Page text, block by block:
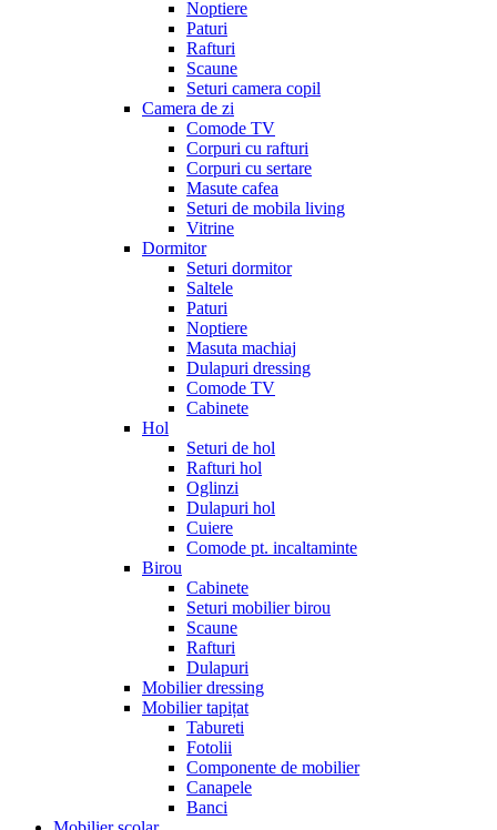
Noptiere
Paturi
Rafturi
Scaune
Seturi camera copil
Camera de zi
Comode TV
Corpuri cu rafturi
Corpuri cu sertare
Masute cafea
Seturi de mobila living
Vitrine
Dormitor
Seturi dormitor
Saltele
Paturi
Noptiere
Masuta machiaj
Dulapuri dressing
Comode TV
Cabinete
Hol
Seturi de hol
Rafturi hol
Oglinzi
Dulapuri hol
Cuiere
Comode pt. incaltaminte
Birou
Cabinete
Seturi mobilier birou
Scaune
Rafturi
Dulapuri
Mobilier dressing
Mobilier tapițat
Tabureti
Fotolii
Componente de mobilier
Canapele
Banci